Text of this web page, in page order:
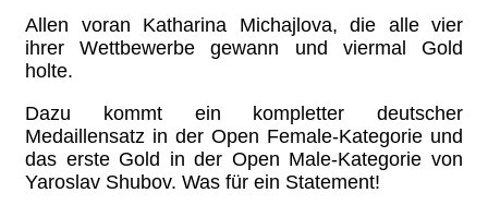
Allen voran Katharina Michajlova, die alle vier
ihrer Wettbewerbe gewann und viermal Gold
holte.
Dazu kommt ein kompletter deutscher
Medaillensatz in der Open Female-Kategorie und
das erste Gold in der Open Male-Kategorie von
Yaroslav Shubov. Was für ein Statement!